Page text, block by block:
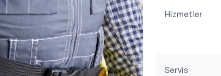
Hizmetler
Servis